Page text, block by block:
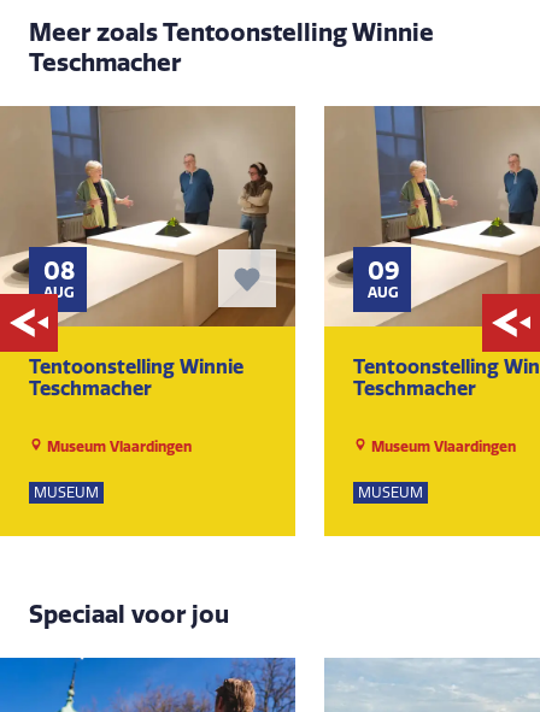
Meer zoals Tentoonstelling Winnie
Teschmacher
08
AUG
Tentoonstelling Winnie
Teschmacher
Museum Vlaardingen
MUSEUM
09
AUG
Tentoonstelling
Teschmacher
Museum Vlaardingen
MUSEUM
Speciaal voor jou